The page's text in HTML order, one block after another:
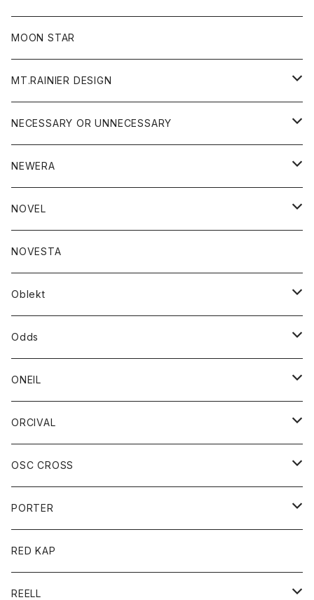
フリース
ジャケット
ニット
パンツ
帽子
MOON STAR
MT.RAINIER DESIGN
アウター
コート
ジャケット
アクセサリー
バッグ
グッズ
ウォレット
靴
トップス
ジャケット
シャツ
ボトム
ショートパンツ
パンツ
レディース
シャツ
Tシャツ
NECESSARY OR UNNECESSARY
アウター
コート
ジャケット
アクセサリー
バッグ
ブレスレット
グッズ
靴
ストール/マフラー
トップス
シャツ
シャツジャケット
ロングスリーブＴシャツ
ボトム
ショートパンツ
ジーンズ
NEWERA
帽子
NOVEL
トップス
カットソー
スエット
ボトム
NOVESTA
Oblekt
ボトム
ショートパンツ
パンツ
レディース
ボトム
Odds
帽子
ONEIL
スカート
ORCIVAL
アウター
コート
ジャケット
アクセサリー
バッグ
キッズ
Tシャツ
グッズ
OSC CROSS
ダウンジャケット
PORTER
カードホルダー
キーホルダー
RED KAP
REELL